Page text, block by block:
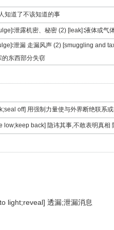
知道了不该知道的事
泄露机密、秘密 (2) [leak]∶液体或气
泄漏 走漏风声 (2) [smuggling and
的东西部分失窃
off] 用强制力量使与外界断绝联系
low;keep back] 隐讳其事,不敢表明真相
light;reveal] 透漏;泄漏消息